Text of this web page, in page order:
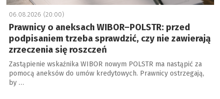
06.08.2026 (20:00)
Prawnicy o aneksach WIBOR–POLSTR: przed
podpisaniem trzeba sprawdzić, czy nie zawierają
zrzeczenia się roszczeń
Zastąpienie wskaźnika WIBOR nowym POLSTR ma nastąpić za
pomocą aneksów do umów kredytowych. Prawnicy ostrzegają,
by …